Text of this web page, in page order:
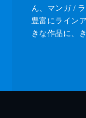
ん、マンガ /
豊富にライン
きな作品に、